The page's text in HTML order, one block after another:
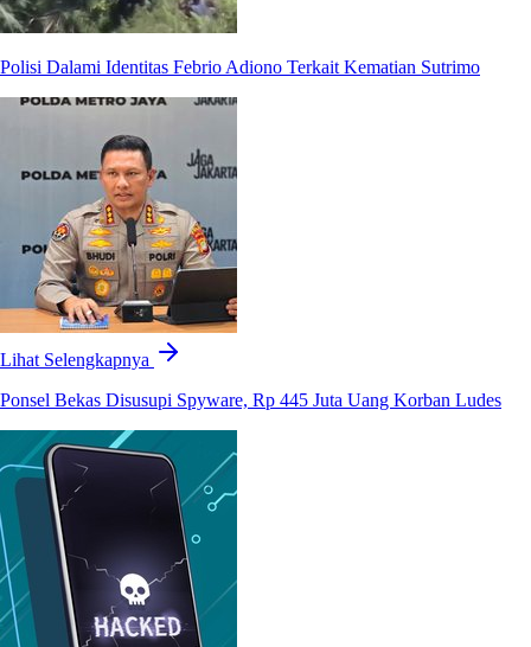
Polisi Dalami Identitas Febrio Adiono Terkait Kematian Sutrimo
Lihat Selengkapnya
Ponsel Bekas Disusupi Spyware, Rp 445 Juta Uang Korban Ludes